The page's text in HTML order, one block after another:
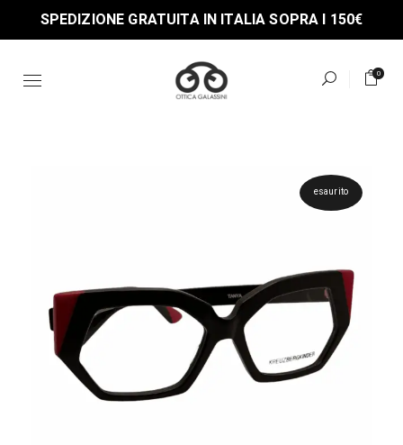
the
SPEDIZIONE GRATUITA IN ITALIA SOPRA I 150€
0
esaurito